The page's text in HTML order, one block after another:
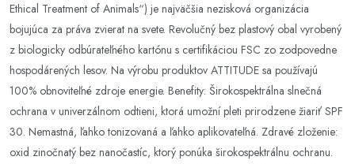
Ethical Treatment of Animals“) je najväčšia nezisková organizácia
bojujúca za práva zvierat na svete. Revolučný bez plastový obal vyrobený
z biologicky odbúrateľného kartónu s certifikáciou FSC zo zodpovedne
hospodárených lesov. Na výrobu produktov ATTITUDE sa používajú
100% obnoviteľné zdroje energie. Benefity: Širokospektrálna slnečná
ochrana v univerzálnom odtieni, ktorá umožní pleti prirodzene žiariť SPF
30. Nemastná, ľahko tonizovaná a ľahko aplikovateľná. Zdravé zloženie:
oxid zinočnatý bez nanočastíc, ktorý ponúka širokospektrálnu ochranu.